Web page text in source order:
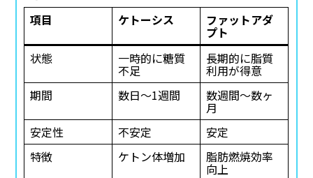
項目
ケトーシス ファットアダ
プト
状態
一時的に糖質
不足
長期的に脂質
利用が得意
期間
数日〜1週間 数週間〜数ヶ
月
安定性
不安定
安定
特徴
ケトン体増加 脂肪燃焼効率
向上